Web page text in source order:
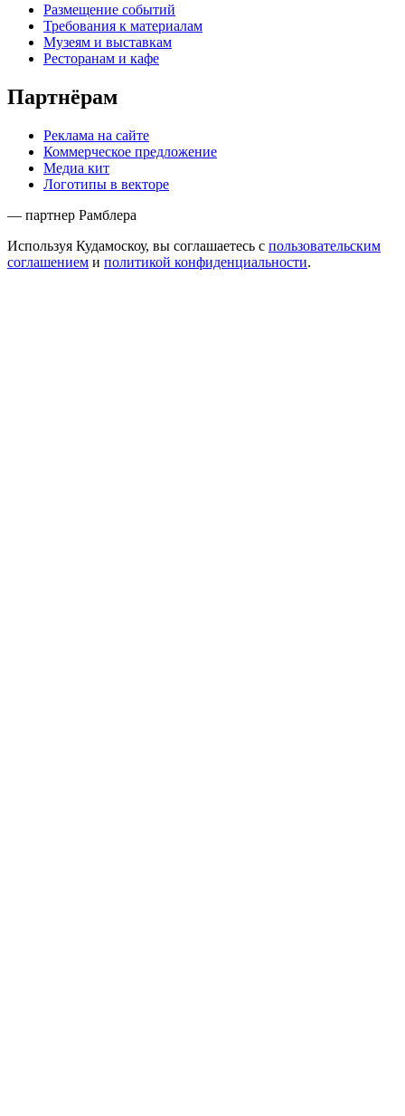
Размещение событий
Требования к материалам
Музеям и выставкам
Ресторанам и кафе
Партнёрам
Реклама на сайте
Коммерческое предложение
Медиа кит
Логотипы в векторе
— партнер Рамблера
Используя Кудамоскоу, вы соглашаетесь с пользовательским
соглашением и политикой конфиденциальности.